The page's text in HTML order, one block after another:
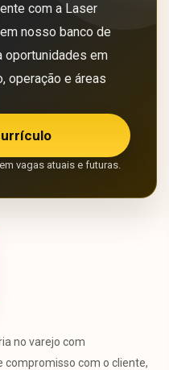
com a Laser
nosso banco de
oportunidades em
operação e áreas
vagas atuais e futuras.
no varejo com
compromisso com o cliente,